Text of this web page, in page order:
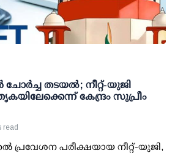
ചോര്‍ച്ച തടയല്‍; നീറ്റ്-യുജി
കേന്ദ്രം സുപ്രീം
read
പ്രവേശന പരീക്ഷയായ നീറ്റ്-യുജി,